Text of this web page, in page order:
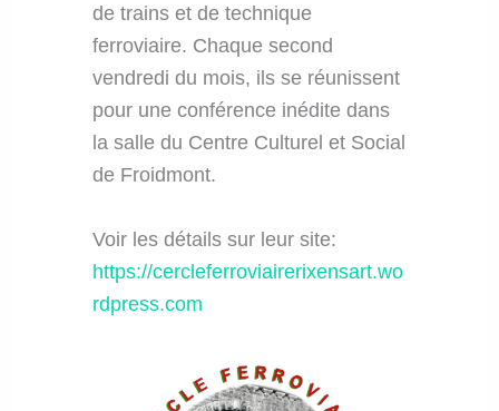
de trains et de technique
ferroviaire. Chaque second
vendredi du mois, ils se réunissent
pour une conférence inédite dans
la salle du Centre Culturel et Social
de Froidmont.
Voir les détails sur leur site:
https://cercleferroviairerixensart.wo
rdpress.com